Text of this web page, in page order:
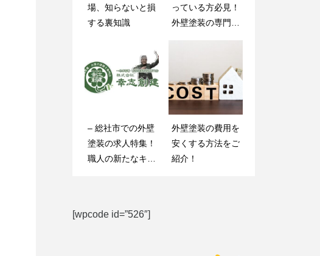
場、知らないと損
する裏知識
っている方必見！
外壁塗装の専門家
– 総社市での外壁
塗装の求人特集！
職人の新たなキャ
外壁塗装の費用を
安くする方法をご
紹介！
塗装メンテナンス
の基本ガイド
シリコン塗料につ
いて解説します！
外壁塗装の工事の
際はローンを組む
べき？解説します
外壁塗装の前に高
圧洗浄は必要？倉
敷市の専門会社が
[wpcode id=”526″]